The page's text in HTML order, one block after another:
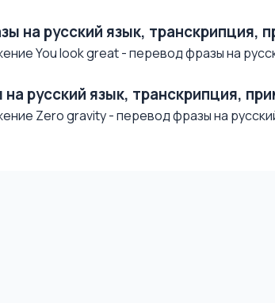
на русский язык, транскрипция,
You look great - перевод фразы на
русский язык, транскрипция,
Zero gravity - перевод фразы на